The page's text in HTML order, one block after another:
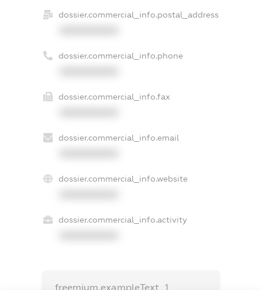
dossier.commercial_info.postal_address
dossier.commercial_info.phone
dossier.commercial_info.fax
dossier.commercial_info.email
dossier.commercial_info.website
dossier.commercial_info.activity
freemium.exampleText_1